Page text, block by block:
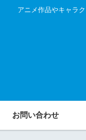
アニメ作品やキャラ
お問い合わせ